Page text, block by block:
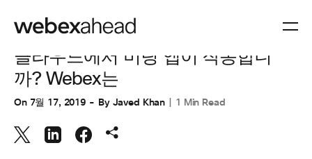
협업
클라우드에서 미팅 앱이 작동합니
까? Webex는
On 7월 17, 2019 By Javed Khan 1 Min Read